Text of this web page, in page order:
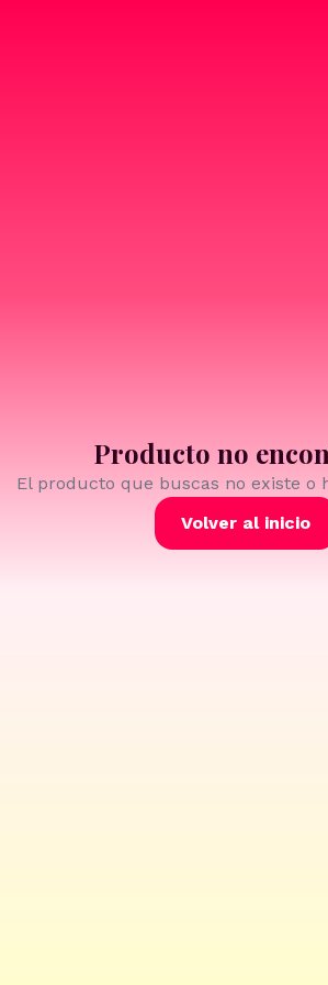
Producto no
El producto que buscas no existe o
Volver al inicio